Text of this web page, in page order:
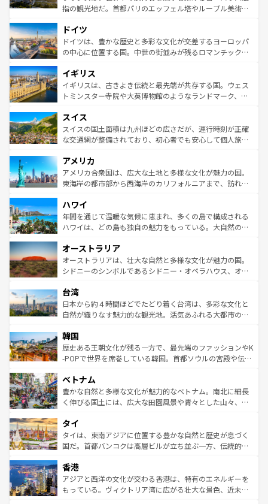
アートに溢れた街角から、地方では古代ローマ遺跡や中世
せる。地方によって風土や気候が異なるスペインはその個
性で訪れる人を魅了する。 なお、新着のスペイン情報は コ
ンテンツ一覧を参照してほしい。
指の観光地だ。首都パリのエッフェル塔やルーブル美術館
で、幅広い魅力が詰まっている。華麗な宮殿、歴史的な大
聖堂、美しいビーチ、そして豊かな自然が、訪れる者を心
から魅了する。また、フランスは美食の国としても知ら
いる。シャンパンの発祥地であるランス、プロヴァンスの
香り高いラベンダー畑など、多彩な楽しみ方が可能だ。さ
らに、パリ以外の地域にも魅力が溢れており、どの街角に
れる地方に足を運ぶとそれぞれで全く異なる文化を体験で
きるだろう。 なお、新着のフランス情報はコンテンツ一覧
を参照してほしい。
ドイツ
ドイツは、豊かな歴史と多彩な文化が交差するヨーロッパ
の中心に位置する国。中世の街並みが残るロマンチック街
顔を持つこの国は、どこを歩いても飽きることがない。ベ
ルリンの文化的活気、バイエルン州のアルプスの絶景、そ
してライン川沿いのワイン畑といった風景は必見。ビール
は、お酒好きな人にはぜひ体験してほしい。 なお、新着の
ドイツ情報はコンテンツ一覧を参照してほしい。
イギリス
イギリスは、古きよき伝統と最先端が共存する国。ウェス
トミンスター寺院や大英博物館のようなランドマーク、歴
リアごとに異なる魅力がある。また、優雅なアフタヌーン
ティー、ビール好きにはたまらない英国パブ、サッカー観
戦など、本場だからこそできる体験も豊富。イギリスを旅
ンツ一覧を参照してほしい。
スイス
スイスの国土面積は九州ほどの広さだが、運行時刻が正確
な交通網が整備されており、初心者でも安心して個人旅行
の建物がそのまま残る町や、スイスならではのユニークな
博物館もあり、アルプス観光だけでなく町歩きも満喫する
ことができる。国民の所得が高いため物価も高いが、旅行
ば市内交通費無料で観光を楽しむこともできる。 なお、新
着のスイス情報はコンテンツ一覧 を参照してほしい。
アメリカ
アメリカ合衆国は、広大な土地と多様な文化が魅力の国。
東海岸の都市部から西海岸のカリフォルニアまで、訪れる
のような巨大都市は、観光、ショッピング、エンターテイ
ンメントが詰まった刺激的なスポットだ。一方、アメリカ
西部には大自然が広がり、グランドキャニオンやイエロー
部のニューオーリンズでは、音楽と美食が融合した独特の
文化が魅力。旅行者はアメリカの各地域で異なる魅力を楽
しみながら、その多様性と豊かな歴史を感じることができ
ならではの贅沢な旅のスタイルだ。 なお、新着のアメリカ
情報はコンテンツ一覧を参照してほしい。
ハワイ
年間を通じて温暖な気候に恵まれ、多くの島で構成される
ハワイは、どの島も独自の魅力をもっている。大自然の神
ワイ島は見逃せない。また、定番の観光地といえばオアフ
島だが、静かな自然を求めるならマウイ島やカウアイ島が
おすすめ。エメラルドグリーンに輝く海をはじめ、豊かな
れるおもてなしの心で訪れる人々を迎えてくれるハワイの
人々、おいしいローカルフードやハワイアンミュージッ
ク、伝統的なフラダンスなど、すべてがハワイの魅力を彩
ワイを、存分に味わってほしい。 なお、新着のハワイ情報
はコンテンツ一覧を参照してほしい。
オーストラリア
オーストラリアは、壮大な自然と多様な文化が魅力の国。
シドニーのシンボルであるシドニー・オペラハウス、オー
リアリーフや大陸中央部にそびえるウルル（エアーズロッ
ク）、タスマニアの美しい原生林やケアンズの熱帯雨林な
ど、見どころがたくさん。また、カフェやワイン、オージ
いる。アクティビティも充実しており、サーフィンやダイ
ビング、ハイキングなど、アウトドア好きにはたまらな
い。オーストラリアの多彩な魅力を存分に味わいつくそ
参照してほしい。
台湾
日本から約４時間ほどでたどり着く台湾は、多彩な文化と
自然が織りなす魅力的な観光地。活気あふれる大都市の台
ン）、静ひつな山岳地帯である台湾東部など、都市の喧騒
と山間の静けさが共存しており、訪れる人に新しい発見と
驚きをもたらしてくれる。また、奥深い台湾の食文化も魅
容にもいいと評判のスイーツなど、バラエティ豊かな料理
が味わえる。 なお、新着の台湾情報は コンテンツ一覧を参
照してほしい。
韓国
歴史ある王朝文化が残る一方で、最先端のファッションやK
-POPで世界を席巻している韓国。首都ソウルの宮殿や伝統
き、地方に足を延ばせば四季折々の自然美を楽しむことが
できる。そして、キムチや焼肉、絶品のストリートフード
まで、さまざまな韓国料理が待っている。夜には、韓国な
リティに包まれながら、韓国の多彩な魅力を心ゆくまで味
わってみてほしい。 なお、新着の韓国情報はコンテンツ一
覧を参照してほしい。
ベトナム
豊かな自然と多様な文化が魅力的なベトナム。南北に細長
く伸びる国土には、広大な田園風景や青々とした山々、世
急速な発展と共に伝統が息づく。ハノイの古い町並みやホ
ーチミン市のフランス統治時代の建物も、独特の雰囲気を
醸し出している。また、バラエティの豊かさとおいしさで
とつ。フォーやバインミー、ベトナムコーヒーなどは、ぜ
ひ現地で味わいたい。どの地域を訪れてもあたたかい人々
が旅行者を迎えてくれるので、きっと忘れられない旅にな
タイ
タイは、東南アジアに位置する豊かな自然と歴史が息づく
国だ。首都バンコクは高層ビルが立ち並ぶ一方、伝統的な
の活気が交差している。北部ではチェンマイなどの山岳地
帯で自然と触れ合い、南部ではプーケットやクラビの美し
いビーチでリゾート気分を楽しむことができる。タイ料理
香港
アジアと西洋の文化が交わる香港は、特有のエネルギーを
もっている。ヴィクトリア湾に広がる壮大な景色、近未来